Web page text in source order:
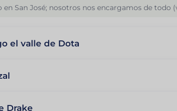
San José; nosotros nos encargamos de todo
el valle de Dota
Drake